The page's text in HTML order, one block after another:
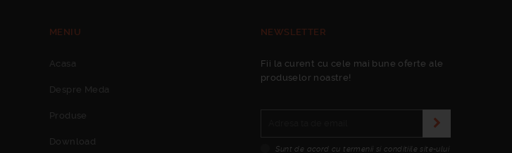
MENIU
Acasa
Despre Meda
Produse
Download
NEWSLETTER
Fii la curent cu cele mai bune oferte ale
produselor noastre!
Sunt de acord cu termenii si conditiile site-ului